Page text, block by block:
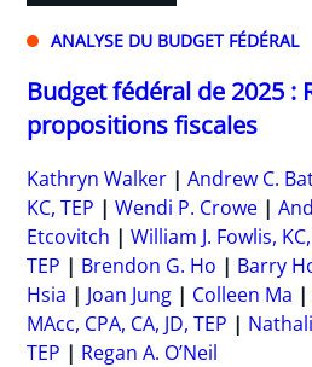
ANALYSE DU BUDGET FÉDÉRAL
Budget fédéral de 2025 :
propositions fiscales
Kathryn Walker Andrew C.
KC, TEP
Wendi P. Crowe
Etcovitch
William J. Fowlis, KC,
TEP
Brendon G. Ho Barry
Hsia
Joan Jung Colleen Ma
MAcc, CPA, CA, JD, TEP
TEP
Regan A. O’Neil